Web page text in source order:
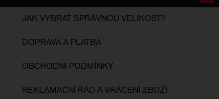
JAK VYBRAT SPRÁVNOU VELIKOST?
DOPRAVA A PLATBA
OBCHODNÍ PODMÍNKY
REKLAMAČNÍ ŘÁD A VRÁCENÍ ZBOŽÍ